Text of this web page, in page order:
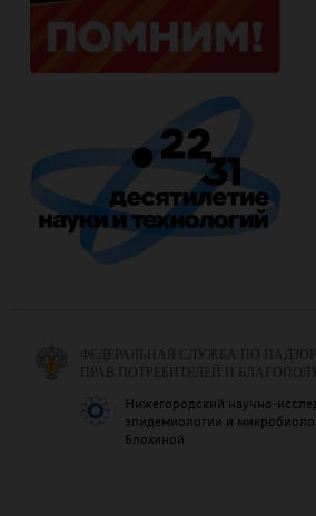
ФЕДЕРАЛЬНАЯ СЛУЖБА ПО
ПРАВ ПОТРЕБИТЕЛЕЙ И
Нижегородский научно-
эпидемиологии и
Блохиной